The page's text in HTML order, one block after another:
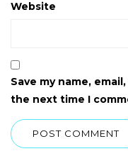
Website
Save my name,
the next time I